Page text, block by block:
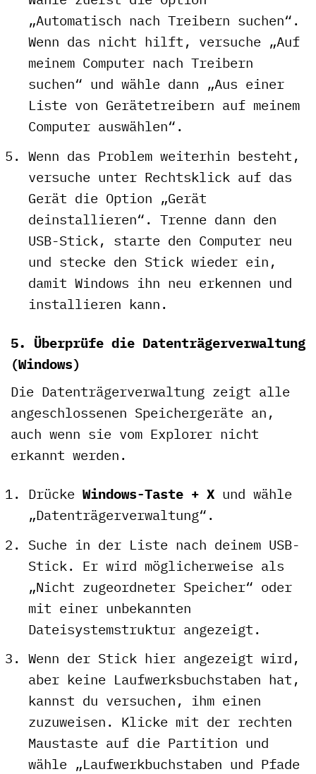
„Automatisch nach Treibern suchen“.
Wenn das nicht hilft, versuche „Auf
meinem Computer nach Treibern
suchen“ und wähle dann „Aus einer
Liste von Gerätetreibern auf meinem
Computer auswählen“.
Wenn das Problem weiterhin besteht,
versuche unter Rechtsklick auf das
Gerät die Option „Gerät
deinstallieren“. Trenne dann den
USB-Stick, starte den Computer neu
und stecke den Stick wieder ein,
damit Windows ihn neu erkennen und
installieren kann.
5. Überprüfe die Datenträgerverwaltung
(Windows)
Die Datenträgerverwaltung zeigt alle
angeschlossenen Speichergeräte an,
auch wenn sie vom Explorer nicht
erkannt werden.
Drücke Windows-Taste + Xund wähle
„Datenträgerverwaltung“.
Suche in der Liste nach deinem USB-
Stick. Er wird möglicherweise als
„Nicht zugeordneter Speicher“ oder
mit einer unbekannten
Dateisystemstruktur angezeigt.
Wenn der Stick hier angezeigt wird,
aber keine Laufwerksbuchstaben hat,
kannst du versuchen, ihm einen
zuzuweisen. Klicke mit der rechten
Maustaste auf die Partition und
wähle „Laufwerkbuchstaben und Pfade